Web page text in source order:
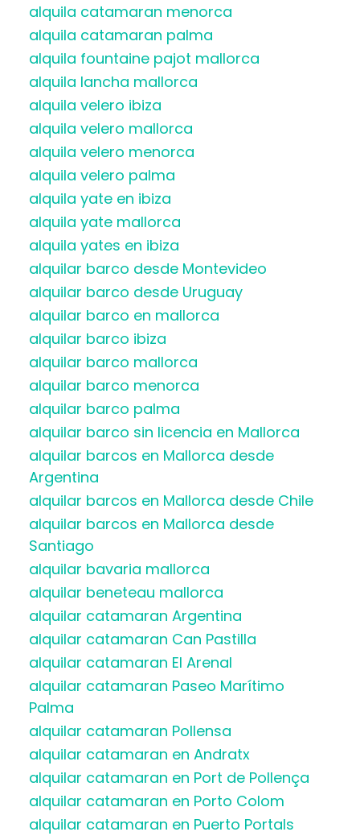
alquila catamaran menorca
alquila catamaran palma
alquila fountaine pajot mallorca
alquila lancha mallorca
alquila velero ibiza
alquila velero mallorca
alquila velero menorca
alquila velero palma
alquila yate en ibiza
alquila yate mallorca
alquila yates en ibiza
alquilar barco desde Montevideo
alquilar barco desde Uruguay
alquilar barco en mallorca
alquilar barco ibiza
alquilar barco mallorca
alquilar barco menorca
alquilar barco palma
alquilar barco sin licencia en Mallorca
alquilar barcos en Mallorca desde
Argentina
alquilar barcos en Mallorca desde Chile
alquilar barcos en Mallorca desde
Santiago
alquilar bavaria mallorca
alquilar beneteau mallorca
alquilar catamaran Argentina
alquilar catamaran Can Pastilla
alquilar catamaran El Arenal
alquilar catamaran Paseo Marítimo
Palma
alquilar catamaran Pollensa
alquilar catamaran en Andratx
alquilar catamaran en Port de Pollença
alquilar catamaran en Porto Colom
alquilar catamaran en Puerto Portals